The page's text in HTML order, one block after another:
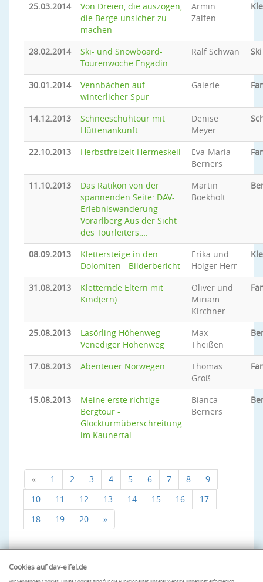
25.03.2014
Von Dreien, die auszogen,
die Berge unsicher zu
machen
Armin
Zalfen
28.02.2014
Ski- und Snowboard-
Tourenwoche Engadin
Ralf Schwan
30.01.2014
Vennbächen auf
winterlicher Spur
Galerie
14.12.2013
Schneeschuhtour mit
Hüttenankunft
Denise
Meyer
22.10.2013 Herbstfreizeit Hermeskeil
Eva-Maria
Berners
11.10.2013
Das Rätikon von der
spannenden Seite: DAV-
Erlebniswanderung
Vorarlberg Aus der Sicht
des Tourleiters….
Martin
Boekholt
08.09.2013
Klettersteige in den
Dolomiten - Bilderbericht
Erika und
Holger Herr
31.08.2013
Kletternde Eltern mit
Kind(ern)
Oliver und
Miriam
Kirchner
25.08.2013
Lasörling Höhenweg -
Venediger Höhenweg
Max
Theißen
17.08.2013 Abenteuer Norwegen
Thomas
Groß
15.08.2013
Meine erste richtige
Bergtour -
Glockturmüberschreitung
im Kaunertal -
Bianca
Berners
« 1 2 3 4 5 6 7 8
9
10
11 12 13 14 15 16
17
18
19 20 »
Cookies auf dav-eifel.de